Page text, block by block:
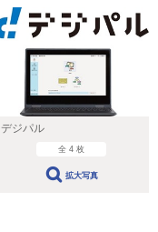
デジパル
全 4 枚
拡大写真